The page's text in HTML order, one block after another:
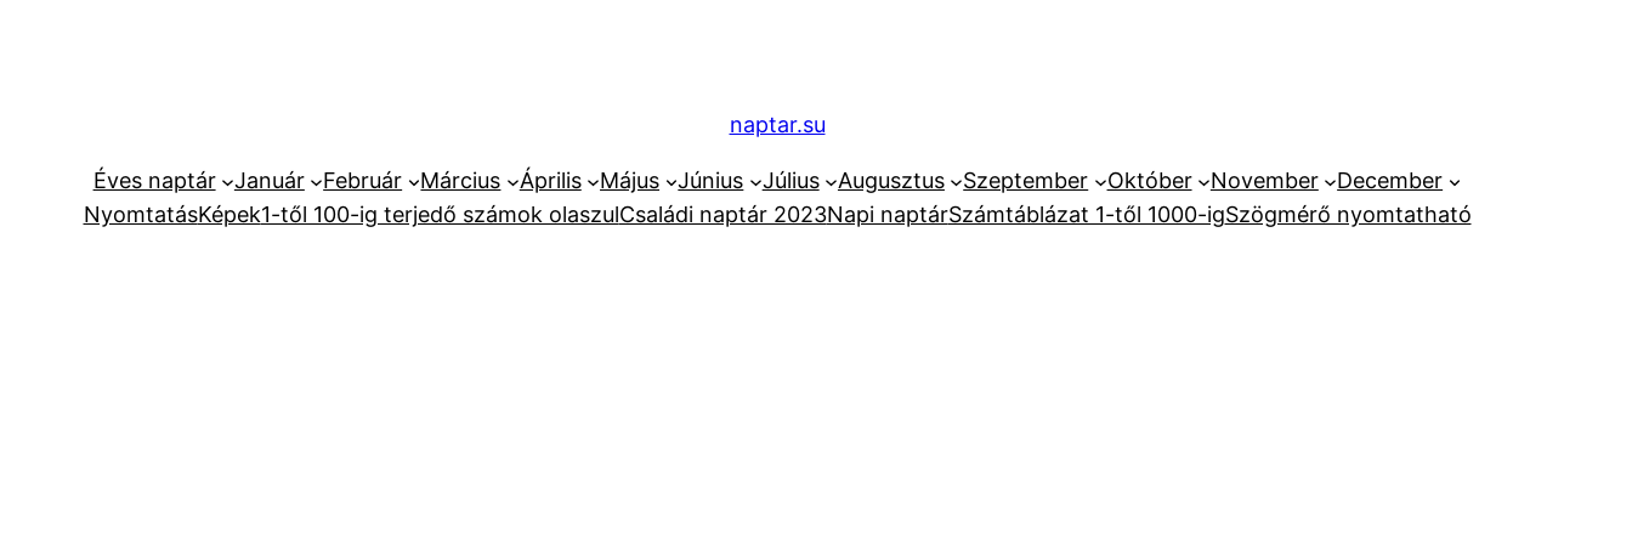
naptar.su
Éves naptár Január Február Március Április Május Június Július Augusztus Szeptember Október November
December
NyomtatásKépek1-től 100-ig terjedő számok olaszulCsaládi naptár 2023Napi naptárSzámtáblázat 1-től 1000-igSzögmérő nyomtatható